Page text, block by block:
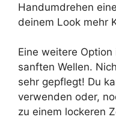
Handumdrehen
deinem Look mehr
Eine weitere
sanften Wellen.
sehr gepflegt! Du
verwenden oder,
zu einem lockeren